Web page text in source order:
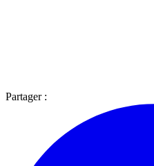
Partager :